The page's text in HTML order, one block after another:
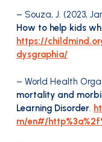
– Souza, J. (2023,
How to help kids
https://
dysgraphia/
– World Health
mortality and
Learning Disorder.
m/en#/